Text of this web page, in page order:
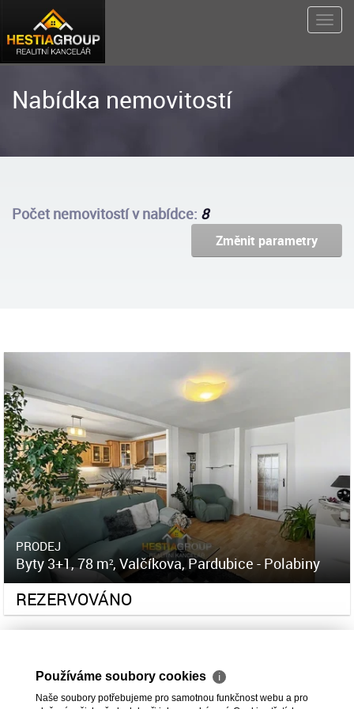
Nabídka nemovitostí
Počet nemovitostí v nabídce: 8
Změnit parametry
PRODEJ
Byty 3+1, 78 m², Valčíkova, Pardubice - Polabiny
REZERVOVÁNO
Používáme soubory cookies ℹ
Naše soubory potřebujeme pro samotnou funkčnost webu a pro